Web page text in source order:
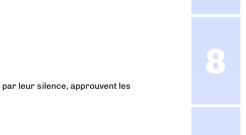
leur silence, approuvent les